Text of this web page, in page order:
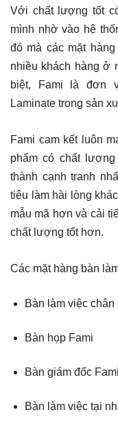
Với chất lượng tốt
mình nhờ vào hệ
đó mà các mặt
nhiều khách hàng ở
biệt, Fami là đơn
Laminate trong sản
Fami cam kết luôn
phẩm có chất
thành cạnh tranh
tiêu làm hài lòng
mẫu mã hơn và cải
chất lượng tốt hơn.
Các mặt hàng bàn
Bàn làm việc chân
Bàn họp Fami
Bàn giám đốc Fami
Bàn làm việc tại